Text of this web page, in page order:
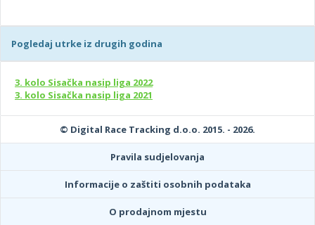
Pogledaj utrke iz drugih godina
3. kolo Sisačka nasip liga 2022
3. kolo Sisačka nasip liga 2021
© Digital Race Tracking d.o.o. 2015. - 2026.
Pravila sudjelovanja
Informacije o zaštiti osobnih podataka
O prodajnom mjestu